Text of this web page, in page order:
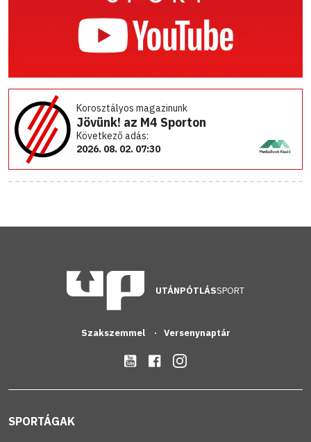
Korosztályos magazinunk
Jövünk! az M4 Sporton
Következő adás:
2026. 08. 02. 07:30
UTÁNPÓTLÁSSPORT
Szakszemmel Versenynaptár
SPORTÁGAK